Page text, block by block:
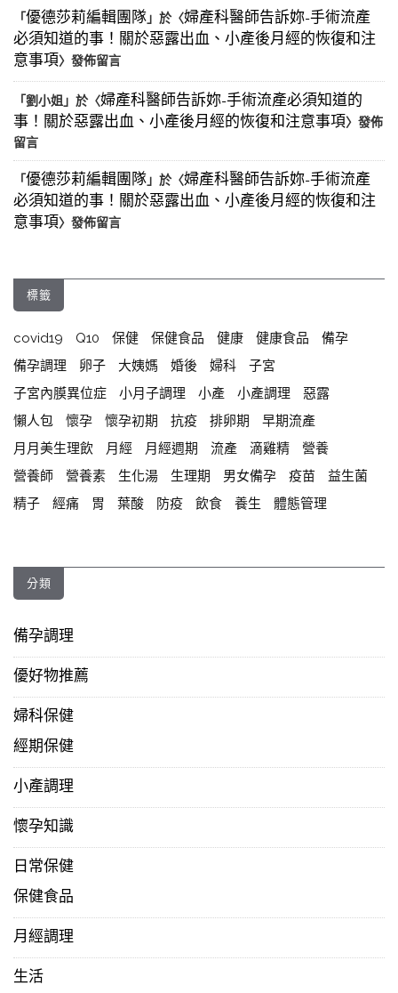
「優德莎莉編輯團隊」於〈婦產科醫師告訴妳-手術流產
必須知道的事！關於惡露出血、小產後月經的恢復和注
意事項〉發佈留言
「劉小姐」於〈婦產科醫師告訴妳-手術流產必須知道的
事！關於惡露出血、小產後月經的恢復和注意事項〉發佈
留言
「優德莎莉編輯團隊」於〈婦產科醫師告訴妳-手術流產
必須知道的事！關於惡露出血、小產後月經的恢復和注
意事項〉發佈留言
標籤
covid19 Q10 保健 保健食品 健康 健康食品
備孕
備孕調理
卵子 大姨媽 婚後 婦科
子宮
子宮內膜異位症
小月子調理 小產 小產調理
惡露
懶人包
懷孕 懷孕初期 抗疫 排卵期
早期流產
月月美生理飲
月經 月經週期 流產 滴雞精
營養
營養師
營養素 生化湯 生理期 男女備孕 疫苗
益生菌
精子
經痛 胃 葉酸 防疫 飲食 養生 體態管理
分類
備孕調理
優好物推薦
婦科保健
經期保健
小產調理
懷孕知識
日常保健
保健食品
月經調理
生活